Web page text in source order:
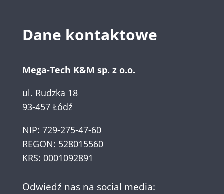
Dane kontaktowe
Mega-Tech K&M sp. z o.o.
ul. Rudzka 18
93-457 Łódź
NIP: 729-275-47-60
REGON: 528015560
KRS: 0001092891
Odwiedź nas na social media: